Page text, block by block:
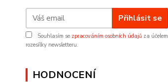
Přihlásit se
Souhlasím se zpracováním osobních údajů za účelem
rozesílky newsletteru.
HODNOCENÍ